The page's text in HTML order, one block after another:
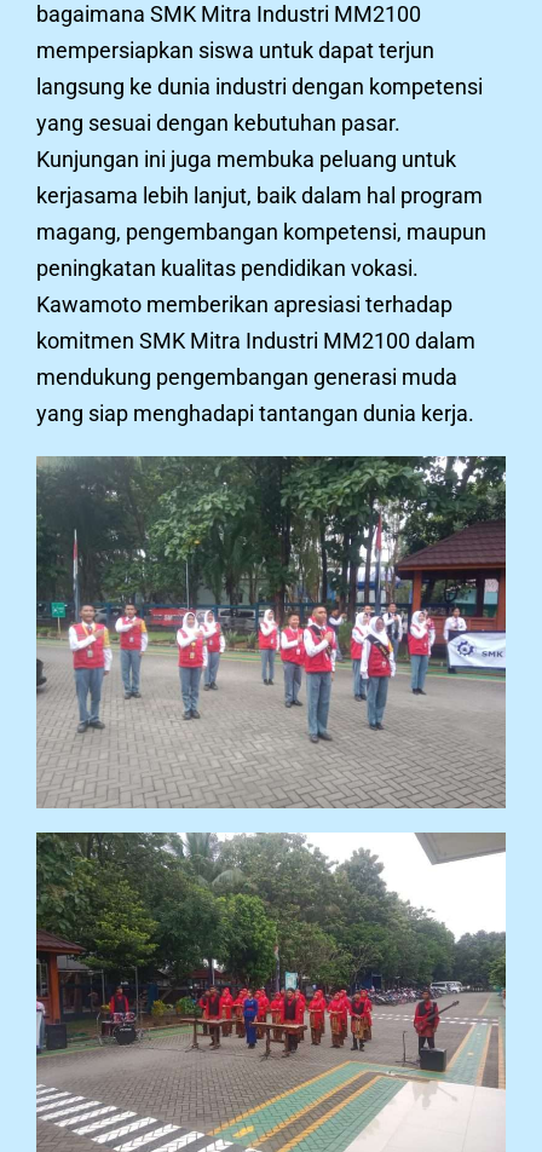
bagaimana SMK Mitra Industri MM2100
mempersiapkan siswa untuk dapat terjun
langsung ke dunia industri dengan kompetensi
yang sesuai dengan kebutuhan pasar.
Kunjungan ini juga membuka peluang untuk
kerjasama lebih lanjut, baik dalam hal program
magang, pengembangan kompetensi, maupun
peningkatan kualitas pendidikan vokasi.
Kawamoto memberikan apresiasi terhadap
komitmen SMK Mitra Industri MM2100 dalam
mendukung pengembangan generasi muda
yang siap menghadapi tantangan dunia kerja.